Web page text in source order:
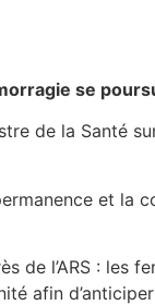
se
de la Santé
et la
de l’ARS : les
afin